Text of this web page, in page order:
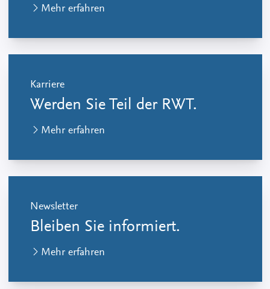
Mehr erfahren
Karriere
Werden Sie Teil der RWT.
Mehr erfahren
Newsletter
Bleiben Sie informiert.
Mehr erfahren